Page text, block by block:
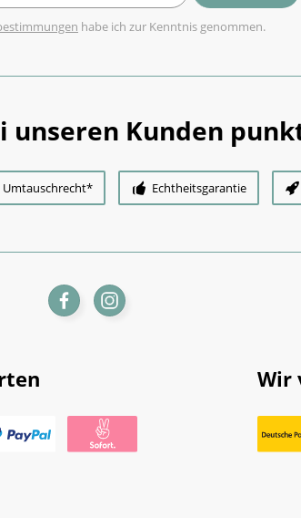
habe ich zur Kenntnis genommen.
unseren Kunden
Umtauschrecht* Echtheitsgarantie
Wir